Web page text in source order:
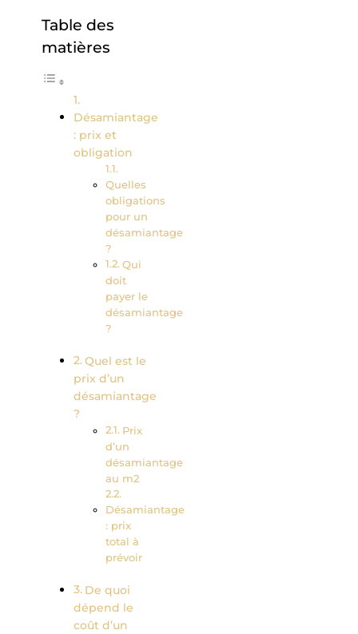
Table des
matières
Désamiantage
: prix et
obligation
Quelles
obligations
pour un
désamiantage
?
Qui
doit
payer le
désamiantage
?
Quel est le
prix d’un
désamiantage
?
Prix
d’un
désamiantage
au m2
Désamiantage
: prix
total à
prévoir
De quoi
dépend le
coût d’un